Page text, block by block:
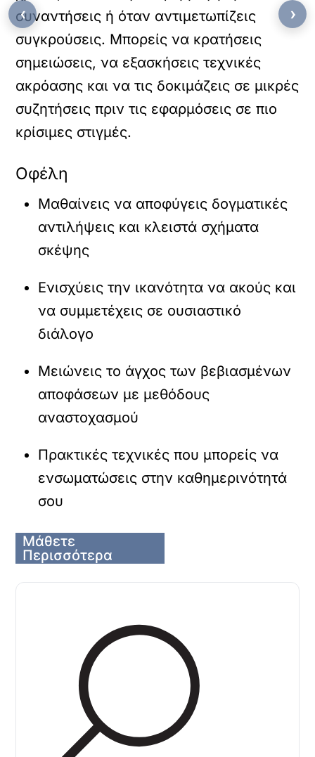
συναντήσεις ή όταν αντιμετωπίζεις
συγκρούσεις. Μπορείς να κρατήσεις
σημειώσεις, να εξασκήσεις τεχνικές
ακρόασης και να τις δοκιμάζεις σε μικρές
συζητήσεις πριν τις εφαρμόσεις σε πιο
κρίσιμες στιγμές.
Οφέλη
Μαθαίνεις να αποφύγεις δογματικές
αντιλήψεις και κλειστά σχήματα
σκέψης
Ενισχύεις την ικανότητα να ακούς και
να συμμετέχεις σε ουσιαστικό
διάλογο
Μειώνεις το άγχος των βεβιασμένων
αποφάσεων με μεθόδους
αναστοχασμού
Πρακτικές τεχνικές που μπορείς να
ενσωματώσεις στην καθημερινότητά
σου
Μάθετε
Περισσότερα
‹ ›